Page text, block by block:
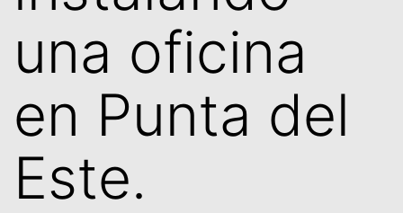
una oficina
en Punta del
Este.